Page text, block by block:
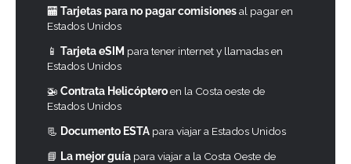
🏧 Tarjetas para no pagar comisionesal pagar en
Estados Unidos
📱 Tarjeta eSIM para tener internet y llamadas en
Estados Unidos
🚁 Contrata Helicópteroen la Costa oeste de
Estados Unidos
📃 Documento ESTA para viajar a Estados Unidos
📘 La mejor guía para viajar a la Costa Oeste de